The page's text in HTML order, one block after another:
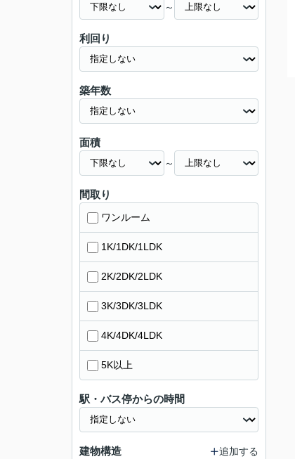
～
利回り
築年数
面積
～
間取り
ワンルーム
1K/1DK/1LDK
2K/2DK/2LDK
3K/3DK/3LDK
4K/4DK/4LDK
5K以上
駅・バス停からの時間
建物構造 追加する